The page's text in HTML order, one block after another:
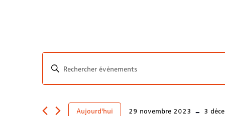
Recherche
et
navigation
Saisir
mot-
clé.
Rechercher
ÉvènementsAujourd'hui 29 novembre 2023 - 3